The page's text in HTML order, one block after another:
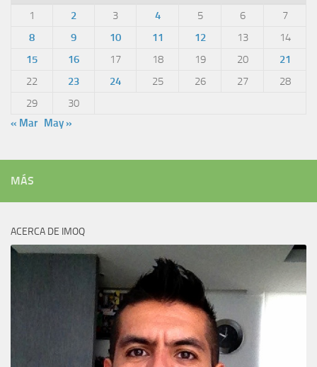
1
2 3 4 5 6
7
8
9 10 11 12 13
14
15
16 17 18 19 20
21
22
23 24 25 26 27
28
29
30
« Mar May »
MÁS
ACERCA DE IMOQ